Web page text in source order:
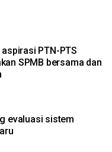
PTN-PTS
SPMB bersama dan
evaluasi sistem